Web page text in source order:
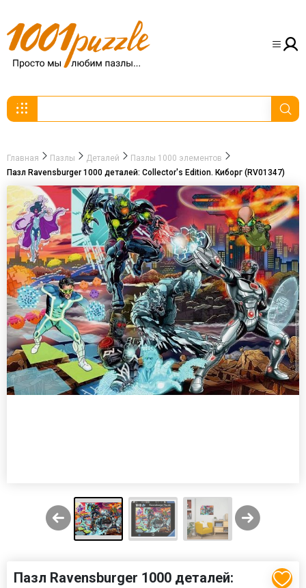
Главная Пазлы Деталей
Пазлы 1000 элементов
Пазл Ravensburger 1000 деталей: Collector's Edition. Киборг (RV01347)
Пазл Ravensburger 1000 деталей: